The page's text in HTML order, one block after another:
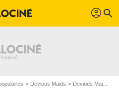
profil search
Devious Maids Devious Maids S03